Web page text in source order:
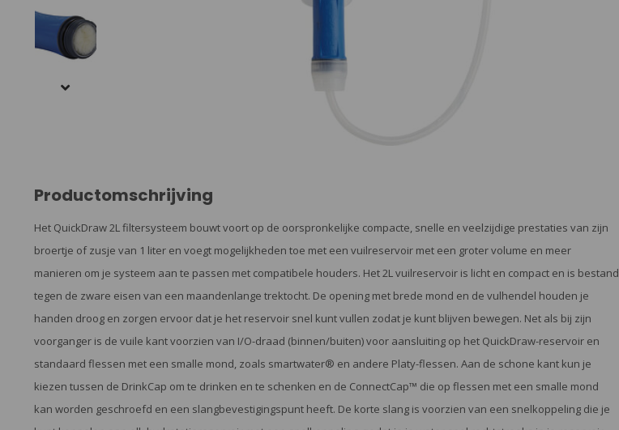
Productomschrijving
Het QuickDraw 2L filtersysteem bouwt voort op de oorspronkelijke compacte, snelle en veelzijdige prestaties van zijn
broertje of zusje van 1 liter en voegt mogelijkheden toe met een vuilreservoir met een groter volume en meer
manieren om je systeem aan te passen met compatibele houders. Het 2L vuilreservoir is licht en compact en is bestand
tegen de zware eisen van een maandenlange trektocht. De opening met brede mond en de vulhendel houden je
handen droog en zorgen ervoor dat je het reservoir snel kunt vullen zodat je kunt blijven bewegen. Net als bij zijn
voorganger is de vuile kant voorzien van I/O-draad (binnen/buiten) voor aansluiting op het QuickDraw-reservoir en
standaard flessen met een smalle mond, zoals smartwater® en andere Platy-flessen. Aan de schone kant kun je
kiezen tussen de DrinkCap om te drinken en te schenken en de ConnectCap™ die op flessen met een smalle mond
kan worden geschroefd en een slangbevestigingspunt heeft. De korte slang is voorzien van een snelkoppeling die je